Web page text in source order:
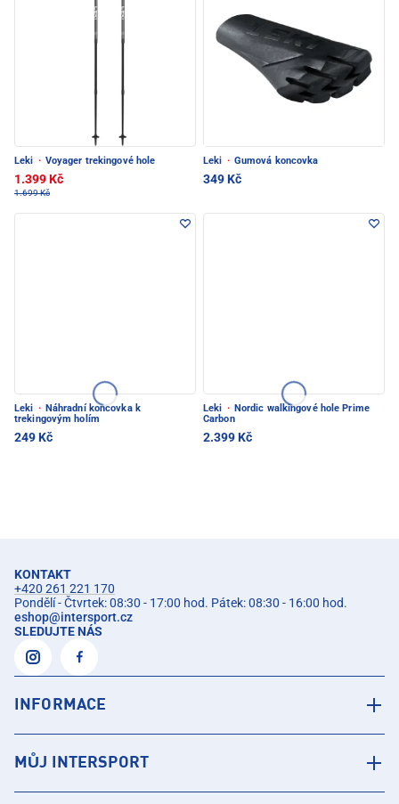
Leki · Voyager trekingové hole
1.399 Kč
1.699 Kč
Leki · Gumová koncovka
349 Kč
Leki · Náhradní koncovka k
trekingovým holím
249 Kč
Leki · Nordic walkingové hole Prime
Carbon
2.399 Kč
KONTAKT
+420 261 221 170
Pondělí - Čtvrtek: 08:30 - 17:00 hod. Pátek: 08:30 - 16:00 hod.
eshop@intersport.cz
SLEDUJTE NÁS
INFORMACE
MŮJ INTERSPORT